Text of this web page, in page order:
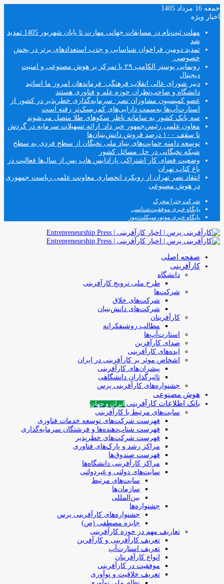
جمعه 16 مرداد 1405
اخبار ویژه
مهلت ثبت‌نام در مسابقات جهانی مهارت تا پایان شهریور 1405 تمدید
شد
تمدید دومین فراخوان شناسایی و جذب استعدادهای برتر در بخش
خصوصی
رونمایی پوستر الکامپ ۲۹ با تمرکز بر هوش مصنوعی و امنیت
دیجیتال
دبیر شورای عالی انقلاب فرهنگی: فرماندهان امروز ما اساتید
دانشگاه و صاحب‌نظران حوزه علم و فناوری هستند
عضو کمیسیون مشاوران نصر: سرمایه‌گذاری خطرپذیر در کشور از
استارت‌آپ‌ها به‌سمت دارایی‌های کم‌ریسک‌تر رفته است
سه بانک کشور به سامانه ناظر سکوهای طلا متصل می‌شوند
معاون علمی رئیس‌جمهور خبر داد: ارائه تسهیلات سرمایه در گردش
تا سقف ۱۰۰ درصد فروش دانش‌بنیان‌ها
توسعه دامنه حمایت‌های بنیاد ملی نخبگان از سطح فردی به سطح
شبکه نخبگانی در حل مسائل کشور
وضعیت فضای کار اشتراکی پارادایس هاب پس از سال‌ها فعالیت در
باغ کتاب تهران
انتقاد نصر تهران از رویکرد انحصاری معاونت علمی ریاست جمهوری
در هوش مصنوعی
شرکت چترا محرک
پایگاه خبری موفقیت‌شناسی
پایگاه خبری موتورسیکلت‌نیوز
صفحه اصلی
کارآفرینی
دانشگاه
طرح ملی ترویج کارآفرینی
شرکت‌ها
شرکت‌های خلاق
شرکت‌های دانش‌بنیان
کارآفرینان
مطالب روشنفکرانه
استارت‌آپ‌ها
صدای کارآفرین
ایده‌های کارآفرینی
اشخاص موثر بر کارآفرینی در ایران
پیشران‌های کارآفرینی
تاثیرگذاران دانشگاهی
جشنواره‌های کارآفرینی‌ پرس
هوش مصنوعی
بانک اطلاعات کارآفرینی
ایران و جهان
سایت‌های مرتبط با کارآفرینی
فهرست شرکت‌های‌‌ توسعه‌ خدمات فناوری
فهرست شتاب‌دهنده‌ها‌ و فرشتگان‌ سرمایه‌گذاری
فهرست شرکت‌های خطرپذیر
مراکز رشد و پارک‌های فناوری
فهرست صندوق‌ها
مراکز کارآفرینی دانشگاه‌ها
سایت‌های دولتی و غیردولتی
سایت‌های مرتبط
سازمان‌ها
بین‌المللی
جشنواره‌ها
جشنواره‌های کارآفرینی‌ پرس
جایزه مصطفی (ص)
تعاریف مهم در حوزه کارآفرینی
تعریف کارآفرینی و کارآفرین
تعریف استارت‌آپ
انواع کارآفرینان
موفقیت در کارآفرینی
تعریف خلاقیت و نوآوری